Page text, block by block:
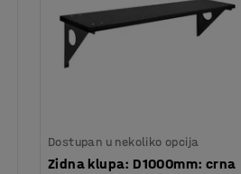
Dostupan u nekoliko opcija
Zidna klupa: D1000mm: crna